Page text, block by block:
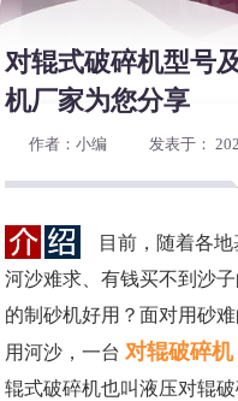
对辊式破碎机型号
机厂家为您分享
作者：小编 发表于：
目前，随着各
河沙难求、有钱买不到沙
的制砂机好用？面对用砂
用河沙，一台 对辊破碎机
辊式破碎机也叫液压对辊